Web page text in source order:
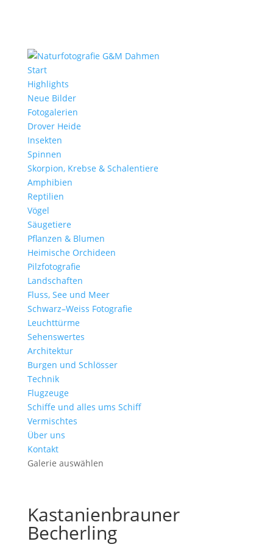
Start
Highlights
Neue Bilder
Fotogalerien
Drover Heide
Insekten
Spinnen
Skorpion, Krebse & Schalentiere
Amphibien
Reptilien
Vögel
Säugetiere
Pflanzen & Blumen
Heimische Orchideen
Pilzfotografie
Landschaften
Fluss, See und Meer
Schwarz–Weiss Fotografie
Leuchttürme
Sehenswertes
Architektur
Burgen und Schlösser
Technik
Flugzeuge
Schiffe und alles ums Schiff
Vermischtes
Über uns
Kontakt
Galerie auswählen
Kastanienbrauner
Becherling